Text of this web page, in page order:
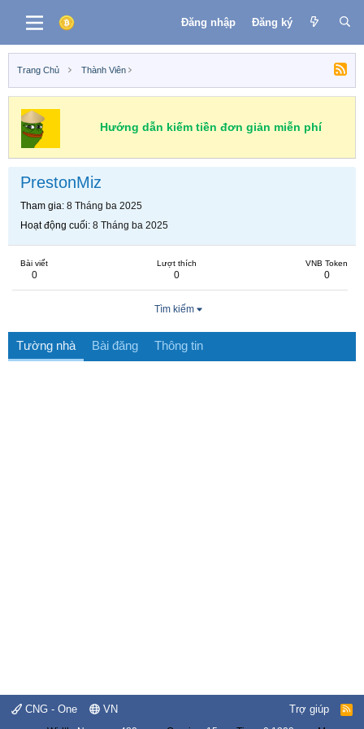
Đăng nhập Đăng ký
Trang Chủ Thành Viên
Hướng dẫn kiếm tiền đơn giản miễn phí
PrestonMiz
Tham gia 8 Tháng ba 2025
Hoạt động cuối 8 Tháng ba 2025
Bài viết
0
Lượt thích
0
VNB Token
0
Tìm kiếm
Tường nhà Bài đăng Thông tin
CNG - One VN Trợ giúp
R